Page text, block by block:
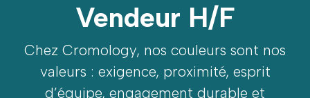
Vendeur H/F
Chez Cromology, nos couleurs sont nos
valeurs : exigence, proximité, esprit
d’équipe, engagement durable et